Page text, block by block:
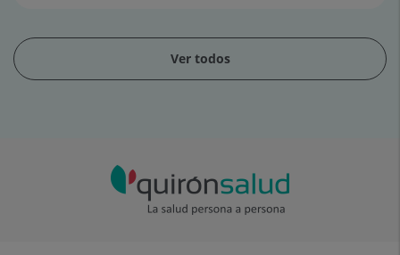
Ver todos